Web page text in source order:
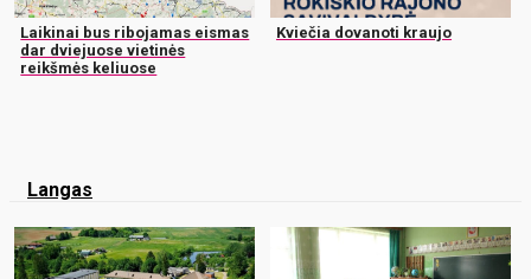
Laikinai bus ribojamas eismas
dar dviejuose vietinės
reikšmės keliuose
Kviečia dovanoti kraujo
Langas